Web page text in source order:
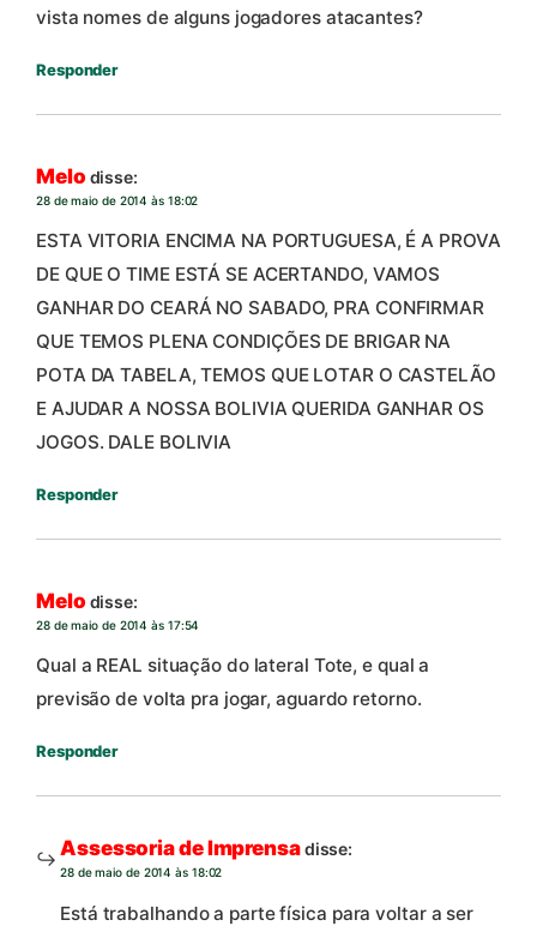
vista nomes de alguns jogadores atacantes?
Responder
Melo disse:
28 de maio de 2014 às 18:02
ESTA VITORIA ENCIMA NA PORTUGUESA, É A PROVA
DE QUE O TIME ESTÁ SE ACERTANDO, VAMOS
GANHAR DO CEARÁ NO SABADO, PRA CONFIRMAR
QUE TEMOS PLENA CONDIÇÕES DE BRIGAR NA
POTA DA TABELA, TEMOS QUE LOTAR O CASTELÃO
E AJUDAR A NOSSA BOLIVIA QUERIDA GANHAR OS
JOGOS. DALE BOLIVIA
Responder
Melo disse:
28 de maio de 2014 às 17:54
Qual a REAL situação do lateral Tote, e qual a
previsão de volta pra jogar, aguardo retorno.
Responder
Assessoria de Imprensadisse:
28 de maio de 2014 às 18:02
Está trabalhando a parte física para voltar a ser